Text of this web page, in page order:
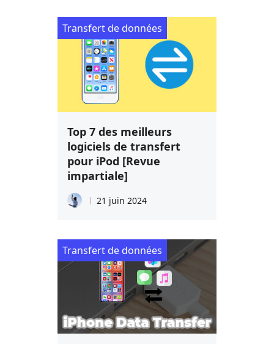
Top 7 des meilleurs
logiciels de transfert
pour iPod [Revue
impartiale]
21 juin 2024
Transfert de données
Transfert de données